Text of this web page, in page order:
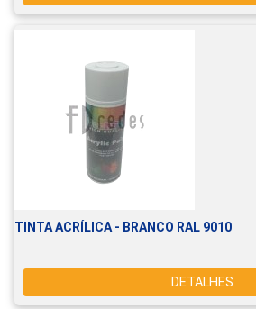
TINTA ACRÍLICA - BRANCO RAL 9010
DETALHES